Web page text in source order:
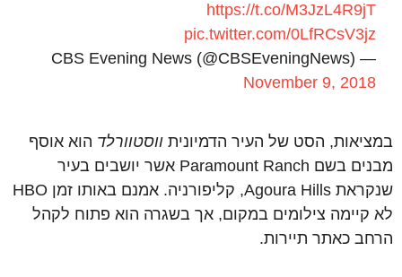
https://t.co/M3JzL4R9jT
pic.twitter.com/0LfRCsV3jz
— CBS Evening News (@CBSEveningNews)
November 9, 2018
במציאות, הסט של העיר הדמיונית ווסטוורלד הוא אוסף
מבנים בשם Paramount Ranch אשר יושבים בעיר
שנקראת Agoura Hills, קליפורניה. אמנם באותו זמן HBO
לא קיימה צילומים במקום, אך בשגרה הוא פתוח לקהל
הרחב כאתר תיירות.